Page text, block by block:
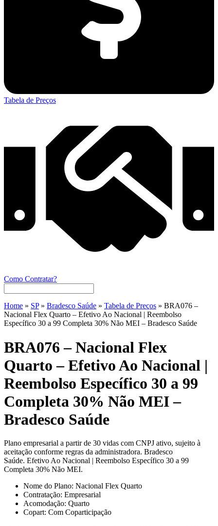
Tabela de Preços
Como Contratar?
Home » SP» Bradesco Saúde » Tabela de Preços » BRA076 –
Nacional Flex Quarto – Efetivo Ao Nacional | Reembolso
Específico 30 a 99 Completa 30% Não MEI – Bradesco Saúde
BRA076 – Nacional Flex
Quarto – Efetivo Ao Nacional |
Reembolso Específico 30 a 99
Completa 30% Não MEI –
Bradesco Saúde
Plano empresarial a partir de 30 vidas com CNPJ ativo, sujeito à
aceitação conforme regras da administradora. Bradesco
Saúde. Efetivo Ao Nacional | Reembolso Específico 30 a 99
Completa 30% Não MEI.
Nome do Plano: Nacional Flex Quarto
Contratação: Empresarial
Acomodação: Quarto
Copart: Com Coparticipação